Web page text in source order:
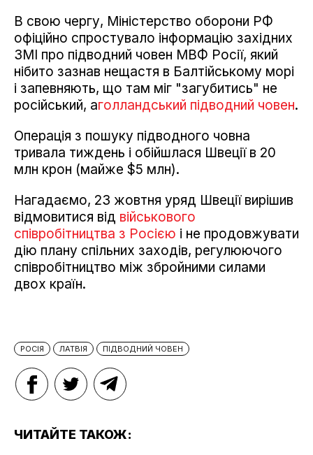
В свою чергу, Міністерство оборони РФ
офіційно спростувало інформацію західних
ЗМІ про підводний човен МВФ Росії, який
нібито зазнав нещастя в Балтійському морі
і запевняють, що там міг "загубитись" не
російський, аголландський підводний човен.
Операція з пошуку підводного човна
тривала тиждень і обійшлася Швеції в 20
млн крон (майже $5 млн).
Нагадаємо, 23 жовтня уряд Швеції вирішив
відмовитися від військового
співробітництва з Росією і не продовжувати
дію плану спільних заходів, регулюючого
співробітництво між збройними силами
двох країн.
РОСІЯ ЛАТВІЯ ПІДВОДНИЙ ЧОВЕН
ЧИТАЙТЕ ТАКОЖ: